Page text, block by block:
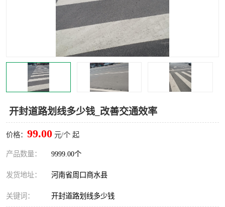
开封道路划线多少钱_改善交通效率
价格： 99.00 元/个 起
产品数量： 9999.00个
发货地址： 河南省周口商水县
关键词： 开封道路划线多少钱